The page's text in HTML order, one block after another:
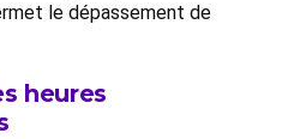
le dépassement de
heures